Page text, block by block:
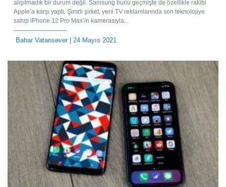
alışılmadık bir durum değil. Samsung bunu geçmişte de özellikle rakibi
Apple’a karşı yaptı. Şimdi şirket, yeni TV reklamlarında son teknolojiye
sahip iPhone 12 Pro Max’in kamerasıyla...
Bahar Vatansever| 24 Mayıs 2021